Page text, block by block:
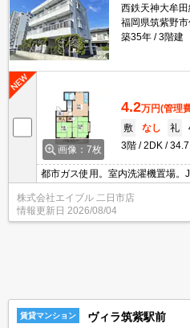
西鉄天神大牟
福岡県筑紫野市
築35年
3階建
画像：7枚
4.2万円(管理
敷
なし 礼
3階
2DK
都市ガス使用。室内洗濯機置場。
株式会社エイブル 二日市店
情報更新日 2026/08/04
賃貸マンション ヴィラ筑紫駅前